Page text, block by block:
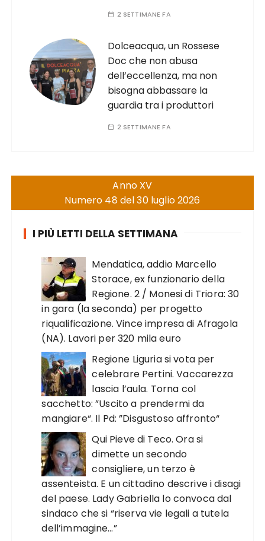
2 SETTIMANE FA
Dolceacqua, un Rossese
Doc che non abusa
dell’eccellenza, ma non
bisogna abbassare la
guardia tra i produttori
2 SETTIMANE FA
Anno XV
Numero 48 del 30 luglio 2026
I PIÙ LETTI DELLA SETTIMANA
Mendatica, addio Marcello
Storace, ex funzionario della
Regione. 2 / Monesi di Triora: 30
in gara (la seconda) per progetto
riqualificazione. Vince impresa di Afragola
(NA). Lavori per 320 mila euro
Regione Liguria si vota per
celebrare Pertini. Vaccarezza
lascia l’aula. Torna col
sacchetto: ”Uscito a prendermi da
mangiare“. Il Pd: ”Disgustoso affronto“
Qui Pieve di Teco. Ora si
dimette un secondo
consigliere, un terzo è
assenteista. E un cittadino descrive i disagi
del paese. Lady Gabriella lo convoca dal
sindaco che si “riserva vie legali a tutela
dell’immagine…”